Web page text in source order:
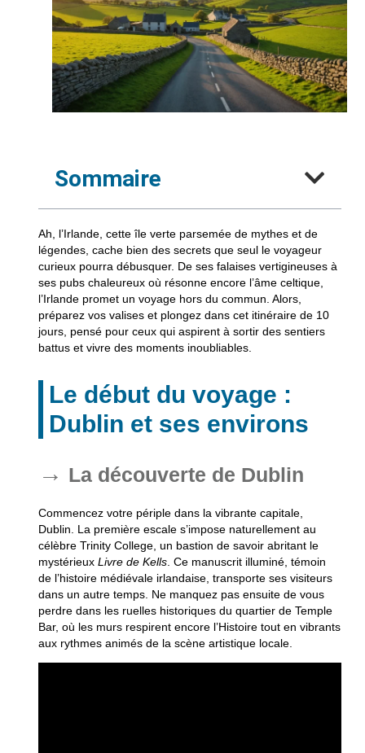
Sommaire
Ah, l’Irlande, cette île verte parsemée de mythes et de
légendes, cache bien des secrets que seul le voyageur
curieux pourra débusquer. De ses falaises vertigineuses à
ses pubs chaleureux où résonne encore l’âme celtique,
l’Irlande promet un voyage hors du commun. Alors,
préparez vos valises et plongez dans cet itinéraire de 10
jours, pensé pour ceux qui aspirent à sortir des sentiers
battus et vivre des moments inoubliables.
Le début du voyage :
Dublin et ses environs
La découverte de Dublin
Commencez votre périple dans la vibrante capitale,
Dublin. La première escale s’impose naturellement au
célèbre Trinity College, un bastion de savoir abritant le
mystérieux Livre de Kells. Ce manuscrit illuminé, témoin
de l’histoire médiévale irlandaise, transporte ses visiteurs
dans un autre temps. Ne manquez pas ensuite de vous
perdre dans les ruelles historiques du quartier de Temple
Bar, où les murs respirent encore l’Histoire tout en vibrants
aux rythmes animés de la scène artistique locale.